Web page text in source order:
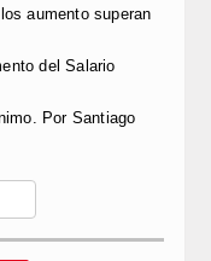
aumento superan
del Salario
Por Santiago